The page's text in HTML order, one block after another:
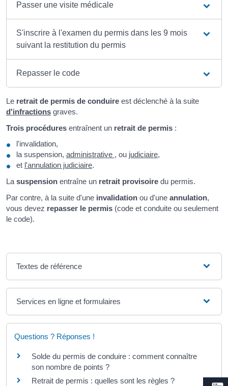
Passer une visite médicale
S'inscrire à l'examen du permis dans les 9 mois
suivant la restitution du permis
Repasser le code
Le retrait de permis de conduire est déclenché à la suite
d'infractions graves.
Trois procédures entraînent un retrait de permis :
l'invalidation,
la suspension, administrative , ou judiciaire,
et l'annulation judiciaire.
Lasuspension entraîne un retrait provisoire du permis.
Par contre, à la suite d'une invalidation ou d'une annulation,
vous devez repasser le permis (code et conduite ou seulement
le code).
Textes de référence
Services en ligne et formulaires
Questions ? Réponses !
Solde du permis de conduire : comment connaître
son nombre de points ?
Retrait de permis : quelles sont les règles ?